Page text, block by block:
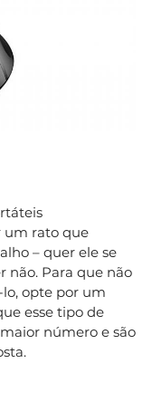
um rato que
– quer ele se
não. Para que não
opte por um
esse tipo de
número e são